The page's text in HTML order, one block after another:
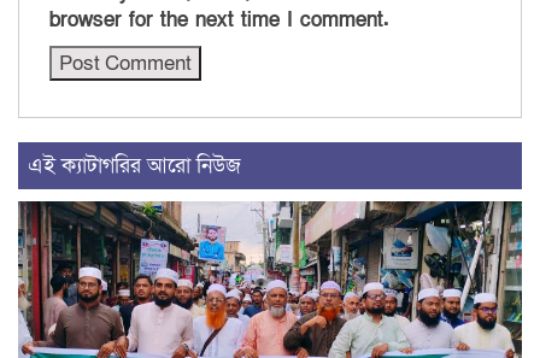
browser for the next time I comment.
এই ক্যাটাগরির আরো নিউজ